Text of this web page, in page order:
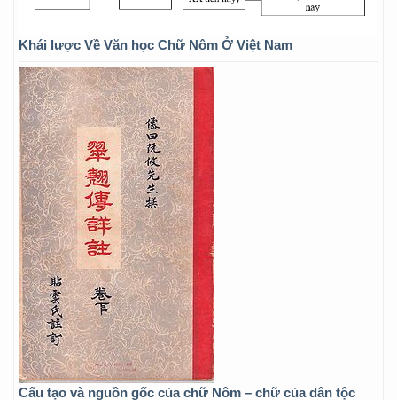
Khái lược Về Văn học Chữ Nôm Ở Việt Nam
Cấu tạo và nguồn gốc của chữ Nôm – chữ của dân tộc